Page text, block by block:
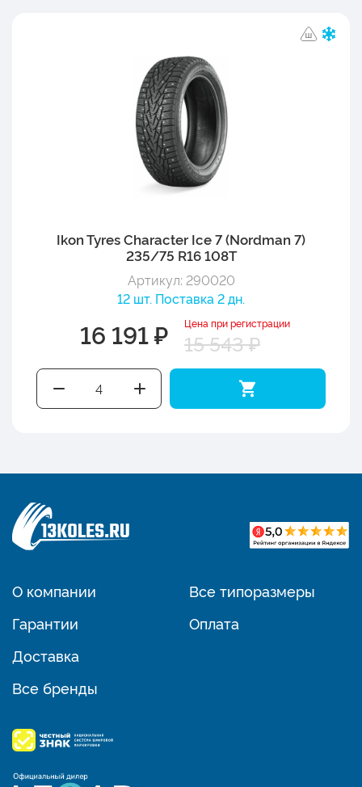
Ikon Tyres Character Ice 7 (Nordman 7)
235/75 R16 108T
Артикул: 290020
12 шт. Поставка 2 дн.
16 191 ₽ Цена при регистрации
15 543 ₽
О компании
Гарантии
Доставка
Все бренды
Все типоразмеры
Оплата